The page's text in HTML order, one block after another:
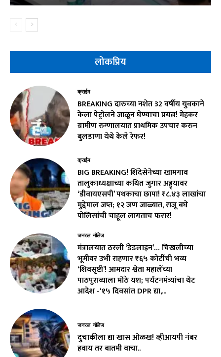
लोकप्रिय
क्राईम
BREAKING दारुच्या नशेत 32 वर्षीय युवकाने
केला पेट्रोलने जाळून घेण्याचा प्रयत्न! मेहकर
ग्रामीण रुग्णालयात प्राथमिक उपचार करुन
बुलडाणा येथे केले रेफर!
क्राईम
BIG BREAKING! शिंदेसेनेच्या खामगाव
तालुकाध्यक्षाच्या कथित जुगार अड्ड्यावर
‘डीवायएसपी’ पथकाचा छापा! ₹८.४३ लाखांचा
मुद्देमाल जप्त; १२ जण जाळ्यात, राजू बघे
पोलिसांची चाहूल लागताच फरार!
जनरल नॉलेज
मंत्रालयात ठरली ‘डेडलाइन’… चिखलीच्या
भूमीवर उभी राहणार ₹६५ कोटींची भव्य
‘शिवसृष्टी’! आमदार श्वेता महालेंच्या
पाठपुराव्याला मोठे यश; पर्यटनमंत्र्यांचा थेट
आदेश -‘१५ दिवसांत DPR द्या,...
जनरल नॉलेज
दुचाकीला द्या खास ओळख! व्हीआयपी नंबर
हवाय तर बातमी वाचा..